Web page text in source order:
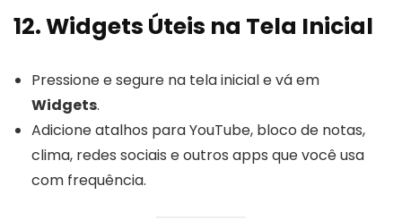
12. Widgets Úteis na Tela Inicial
Pressione e segure na tela inicial e vá em
Widgets.
Adicione atalhos para YouTube, bloco de notas,
clima, redes sociais e outros apps que você usa
com frequência.